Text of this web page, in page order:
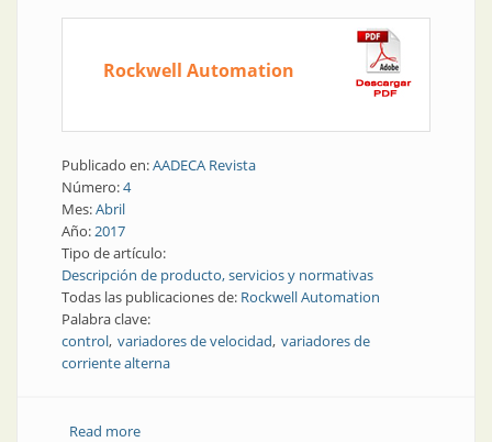
Rockwell Automation
Publicado en:AADECA Revista
Número:4
Mes:Abril
Año:2017
Tipo de artículo:
Descripción de producto, servicios y normativas
Todas las publicaciones de: Rockwell Automation
Palabra clave:
control variadores de velocidad variadores de
corriente alterna
Read moreabout Elementos finales de control | Nuevos